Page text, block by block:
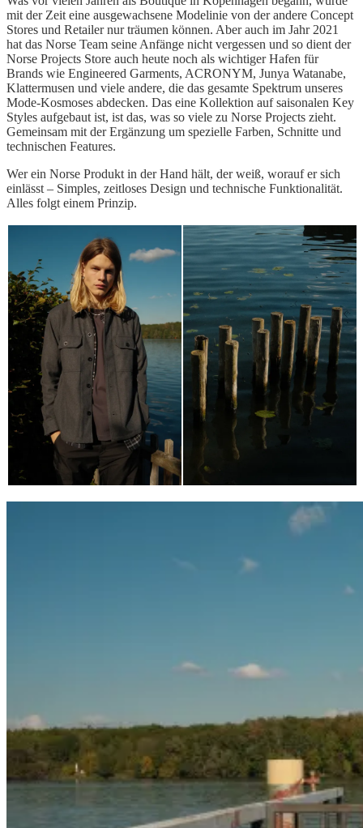
mit der Zeit eine ausgewachsene Modelinie von der andere Concept
Stores und Retailer nur träumen können. Aber auch im Jahr 2021
hat das Norse Team seine Anfänge nicht vergessen und so dient der
Norse Projects Store auch heute noch als wichtiger Hafen für
Brands wie Engineered Garments, ACRONYM, Junya Watanabe,
Klattermusen und viele andere, die das gesamte Spektrum unseres
Mode-Kosmoses abdecken. Das eine Kollektion auf saisonalen Key
Styles aufgebaut ist, ist das, was so viele zu Norse Projects zieht.
Gemeinsam mit der Ergänzung um spezielle Farben, Schnitte und
technischen Features.
Wer ein Norse Produkt in der Hand hält, der weiß, worauf er sich
einlässt – Simples, zeitloses Design und technische Funktionalität.
Alles folgt einem Prinzip.